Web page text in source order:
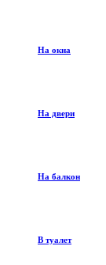
На окна
На двери
На балкон
В туалет